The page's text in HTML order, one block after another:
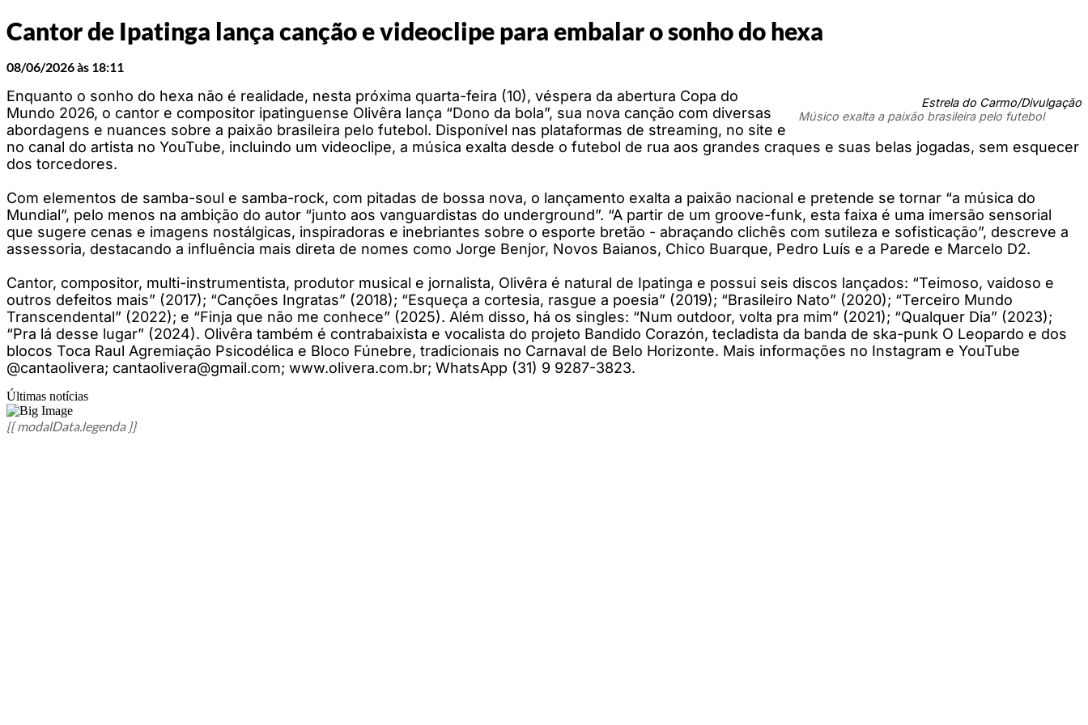
Cantor de Ipatinga lança canção e videoclipe para embalar o sonho do hexa
08/06/2026 às 18:11
Estrela do Carmo/Divulgação
Músico exalta a paixão brasileira pelo futebol
Enquanto o sonho do hexa não é realidade, nesta próxima quarta-feira (10), véspera da abertura Copa do
Mundo 2026, o cantor e compositor ipatinguense Olivêra lança “Dono da bola”, sua nova canção com diversas
abordagens e nuances sobre a paixão brasileira pelo futebol. Disponível nas plataformas de streaming, no site e
no canal do artista no YouTube, incluindo um videoclipe, a música exalta desde o futebol de rua aos grandes craques e suas belas jogadas, sem esquecer
dos torcedores.
Com elementos de samba-soul e samba-rock, com pitadas de bossa nova, o lançamento exalta a paixão nacional e pretende se tornar “a música do
Mundial”, pelo menos na ambição do autor “junto aos vanguardistas do underground”. “A partir de um groove-funk, esta faixa é uma imersão sensorial
que sugere cenas e imagens nostálgicas, inspiradoras e inebriantes sobre o esporte bretão - abraçando clichês com sutileza e sofisticação”, descreve a
assessoria, destacando a influência mais direta de nomes como Jorge Benjor, Novos Baianos, Chico Buarque, Pedro Luís e a Parede e Marcelo D2.
Cantor, compositor, multi-instrumentista, produtor musical e jornalista, Olivêra é natural de Ipatinga e possui seis discos lançados: “Teimoso, vaidoso e
outros defeitos mais” (2017); “Canções Ingratas” (2018); “Esqueça a cortesia, rasgue a poesia” (2019); “Brasileiro Nato” (2020); “Terceiro Mundo
Transcendental” (2022); e “Finja que não me conhece” (2025). Além disso, há os singles: “Num outdoor, volta pra mim” (2021); “Qualquer Dia” (2023);
“Pra lá desse lugar” (2024). Olivêra também é contrabaixista e vocalista do projeto Bandido Corazón, tecladista da banda de ska-punk O Leopardo e dos
blocos Toca Raul Agremiação Psicodélica e Bloco Fúnebre, tradicionais no Carnaval de Belo Horizonte. Mais informações no Instagram e YouTube
@cantaolivera; cantaolivera@gmail.com; www.olivera.com.br; WhatsApp (31) 9 9287-3823.
Últimas notícias
{{ modalData.legenda }}